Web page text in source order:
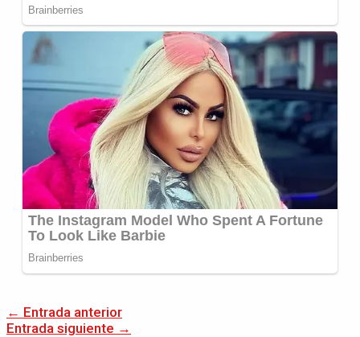
← Entrada anterior
Entrada siguiente →